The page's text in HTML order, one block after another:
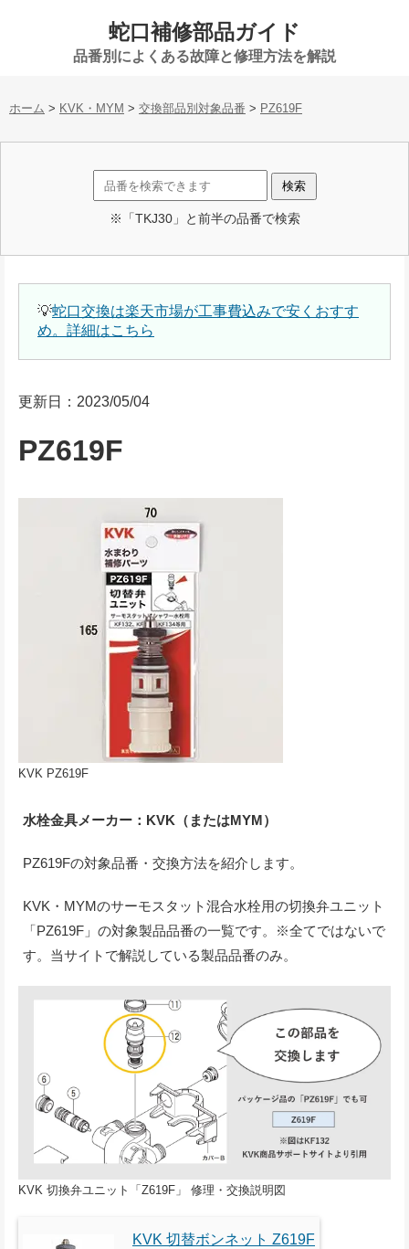
蛇口補修部品ガイド
品番別によくある故障と修理方法を解説
ホーム > KVK・MYM > 交換部品別対象品番 > PZ619F
※「TKJ30」と前半の品番で検索
💡蛇口交換は楽天市場が工事費込みで安くおすす
め。詳細はこちら
更新日：2023/05/04
PZ619F
KVK PZ619F
水栓金具メーカー：KVK（またはMYM）
PZ619Fの対象品番・交換方法を紹介します。
KVK・MYMのサーモスタット混合水栓用の切換弁ユニット
「PZ619F」の対象製品品番の一覧です。※全てではないで
す。当サイトで解説している製品品番のみ。
KVK 切換弁ユニット「Z619F」 修理・交換説明図
KVK 切替ボンネット Z619F